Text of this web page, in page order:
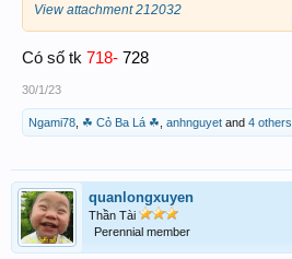
View attachment 212032
Có số tk 718- 728
30/1/23
Ngami78, ☘ Cỏ Ba Lá ☘, anhnguyet and 4 others
quanlongxuyen
Thần Tài
Perennial member